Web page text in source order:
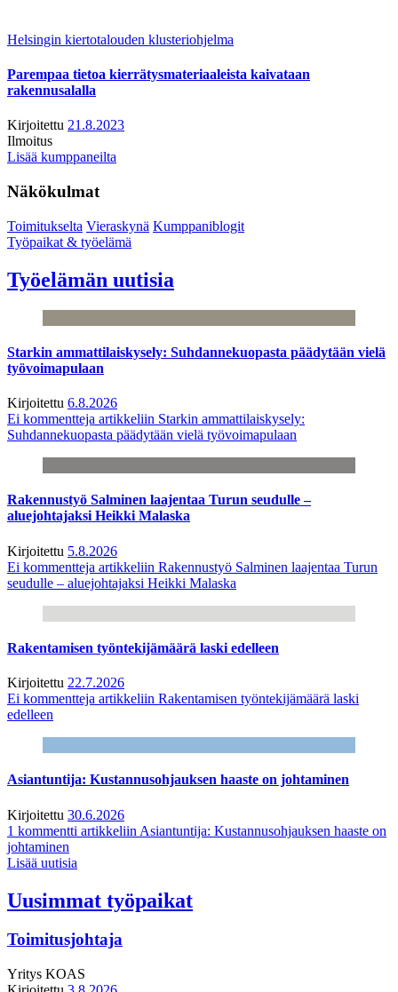
Helsingin kiertotalouden klusteriohjelma
Parempaa tietoa kierrätysmateriaaleista kaivataan
rakennusalalla
Kirjoitettu 21.8.2023
Ilmoitus
Lisää kumppaneilta
Näkökulmat
Toimitukselta Vieraskynä Kumppaniblogit
Työpaikat & työelämä
Työelämän uutisia
Starkin ammattilaiskysely: Suhdannekuopasta päädytään vielä
työvoimapulaan
Kirjoitettu 6.8.2026
Ei kommentteja artikkeliin Starkin ammattilaiskysely:
Suhdannekuopasta päädytään vielä työvoimapulaan
Rakennustyö Salminen laajentaa Turun seudulle –
aluejohtajaksi Heikki Malaska
Kirjoitettu 5.8.2026
Ei kommentteja artikkeliin Rakennustyö Salminen laajentaa Turun
seudulle – aluejohtajaksi Heikki Malaska
Rakentamisen työntekijämäärä laski edelleen
Kirjoitettu 22.7.2026
Ei kommentteja artikkeliin Rakentamisen työntekijämäärä laski
edelleen
Asiantuntija: Kustannusohjauksen haaste on johtaminen
Kirjoitettu 30.6.2026
1 kommentti artikkeliin Asiantuntija: Kustannusohjauksen haaste on
johtaminen
Lisää uutisia
Uusimmat työpaikat
Toimitusjohtaja
Yritys KOAS